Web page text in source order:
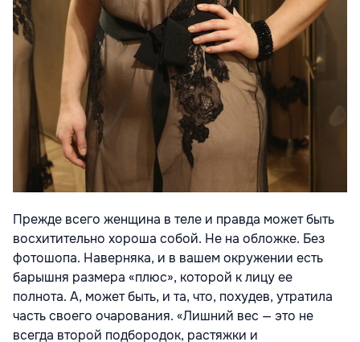
Прежде всего женщина в теле и правда может быть
восхитительно хороша собой. Не на обложке. Без
фотошопа. Наверняка, и в вашем окружении есть
барышня размера «плюс», которой к лицу ее
полнота. А, может быть, и та, что, похудев, утратила
часть своего очарования. «Лишний вес — это не
всегда второй подбородок, растяжки и